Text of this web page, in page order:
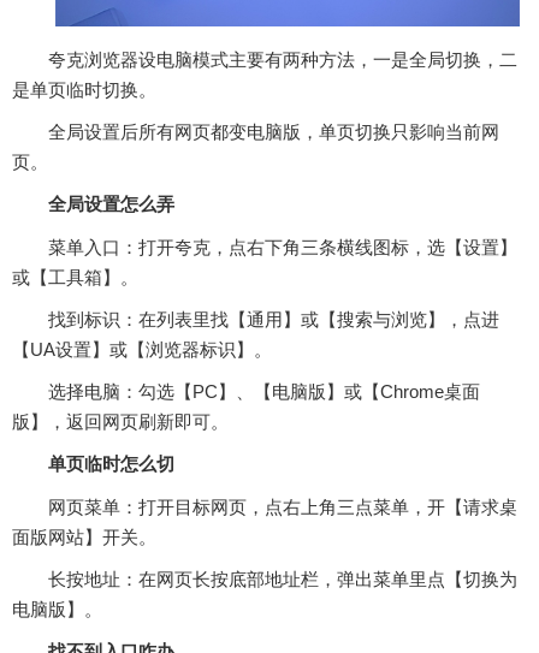
夸克浏览器设电脑模式主要有两种方法，一是全局切换，二
是单页临时切换。‌
全局设置后所有网页都变电脑版，单页切换只影响当前网
页。
全局设置怎么弄
‌菜单入口‌：打开夸克，点右下角‌三条横线‌图标，选【设置】
或【工具箱】。
‌找到标识‌：在列表里找【通用】或【搜索与浏览】，点进
【UA设置】或【浏览器标识】。
‌选择电脑‌：勾选【PC】、【电脑版】或【Chrome桌面
版】，返回网页刷新即可。‌‌
单页临时怎么切
‌网页菜单‌：打开目标网页，点右上角‌三点菜单‌，开【请求桌
面版网站】开关。
‌长按地址‌：在网页长按底部‌地址栏‌，弹出菜单里点【切换为
电脑版】。‌‌